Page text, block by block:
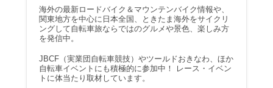
海外の最新ロードバイク＆マウンテンバイク情報や、
関東地方を中心に日本全国、ときたま海外をサイクリ
ングして自転車旅ならではのグルメや景色、楽しみ方
を発信中。
JBCF（実業団自転車競技）やツールドおきなわ、ほか
自転車イベントにも積極的に参加中！ レース・イベン
トに体当たり取材しています。